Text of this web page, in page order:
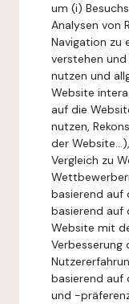
um (i)
Analysen von
Navigation zu
verstehen
nutzen und
Website
auf die
nutzen,
der
Vergleich zu
basierend auf
basierend auf
Website mit
basierend auf
und -